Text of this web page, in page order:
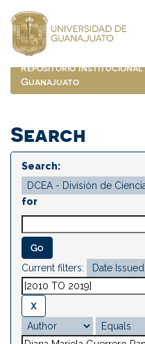
navigation
Repositorio Institucional
Guanajuato
Search
Search:
for
Current filters: